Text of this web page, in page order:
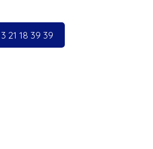
21 18 39 39